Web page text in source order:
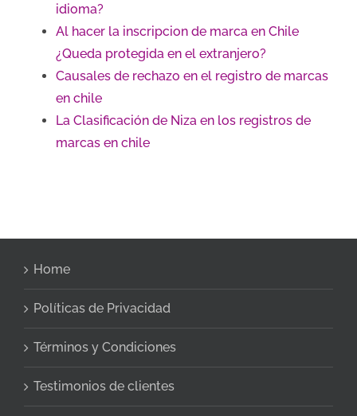
idioma?
Al hacer la inscripcion de marca en Chile
¿Queda protegida en el extranjero?
Causales de rechazo en el registro de marcas
en chile
La Clasificación de Niza en los registros de
marcas en chile
Home
Políticas de Privacidad
Términos y Condiciones
Testimonios de clientes